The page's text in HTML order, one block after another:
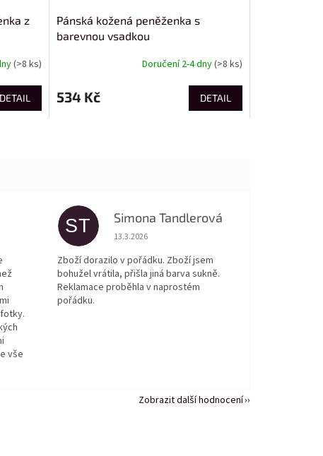
z
(>8 ks)
DETAIL
Pánská kožená peněženka s
barevnou vsadkou
Doručení 2-4 dny(>8 ks)
534 Kč DETAIL
5 z 5 hvězdiček.
vše
ST Simona Tandlerová
Hodnocení obchodu je 5 z 5 hvězdiček.
13.3.2026
Zboží dorazilo v pořádku. Zboží jsem
bohužel vrátila, přišla jiná barva sukně.
Reklamace proběhla v naprostém
pořádku.
Zobrazit další hodnocení